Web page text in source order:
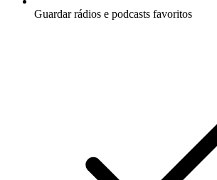
Guardar rádios e podcasts favoritos